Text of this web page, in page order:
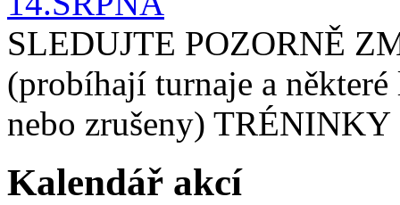
SLEDUJTE POZORNĚ
(probíhají turnaje a
nebo zrušeny)
Kalendář akcí